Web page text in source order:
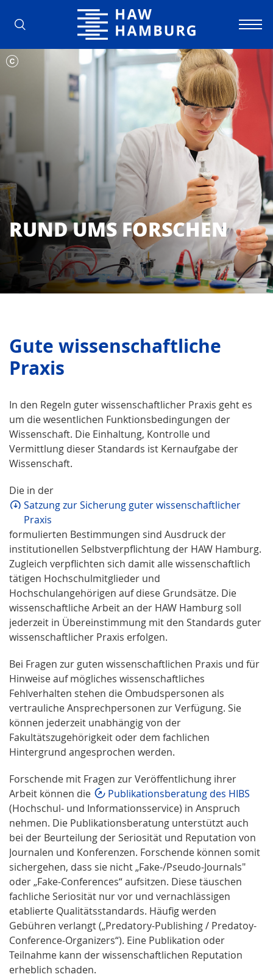
Hochschule für Angewandte
RUND UMS FORSCHEN
Gute wissenschaftliche
Praxis
In den Regeln guter wissenschaftlicher Praxis geht es
um die wesentlichen Funktionsbedingungen der
Wissenschaft. Die Einhaltung, Kontrolle und
Vermittlung dieser Standards ist Kernaufgabe der
Wissenschaft.
Die in der
Satzung zur Sicherung guter wissenschaftlicher
Praxis
formulierten Bestimmungen sind Ausdruck der
institutionellen Selbstverpflichtung der HAW Hamburg.
Zugleich verpflichten sich damit alle wissenschaftlich
tätigen Hochschulmitglieder und
Hochschulangehörigen auf diese Grundsätze. Die
wissenschaftliche Arbeit an der HAW Hamburg soll
jederzeit in Übereinstimmung mit den Standards guter
wissenschaftlicher Praxis erfolgen.
Bei Fragen zur guten wissenschaftlichen Praxis und für
Hinweise auf mögliches wissenschaftliches
Fehlverhalten stehen die Ombudspersonen als
vertrauliche Ansprechpersonen zur Verfügung. Sie
können jederzeit unabhängig von der
Fakultätszugehörigkeit oder dem fachlichen
Hintergrund angesprochen werden.
Forschende mit Fragen zur Veröffentlichung ihrer
Arbeit können die
Publikationsberatung des HIBS
(Hochschul- und Informationsservice) in Anspruch
nehmen. Die Publikationsberatung unterstützt auch
bei der Beurteilung der Seriosität und Reputation von
Journalen und Konferenzen. Forschende können somit
sichergehen, dass sie nicht „Fake-/Pseudo-Journals"
oder „Fake-Conferences“ aufsitzen. Diese täuschen
fachliche Seriosität nur vor und vernachlässigen
etablierte Qualitätsstandards. Häufig werden
Gebühren verlangt („Predatory-Publishing / Predatoy-
Conference-Organizers“). Eine Publikation oder
Teilnahme kann der wissenschaftlichen Reputation
erheblich schaden.